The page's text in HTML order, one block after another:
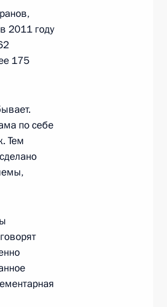
3
3
2011 году
175
по себе
Тем